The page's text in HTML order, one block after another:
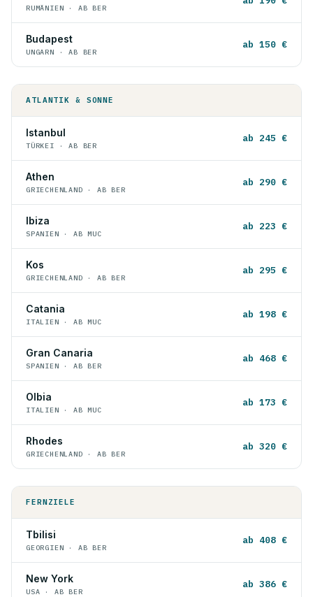
RUMÄNIEN · AB BER
Budapest
UNGARN · AB BER
ab 150 €
ATLANTIK & SONNE
Istanbul
TÜRKEI · AB BER
ab 245 €
Athen
GRIECHENLAND · AB BER
ab 290 €
Ibiza
SPANIEN · AB MUC
ab 223 €
Kos
GRIECHENLAND · AB BER
ab 295 €
Catania
ITALIEN · AB MUC
ab 198 €
Gran Canaria
SPANIEN · AB BER
ab 468 €
Olbia
ITALIEN · AB MUC
ab 173 €
Rhodes
GRIECHENLAND · AB BER
ab 320 €
FERNZIELE
Tbilisi
GEORGIEN · AB BER
ab 408 €
New York
USA · AB BER
ab 386 €